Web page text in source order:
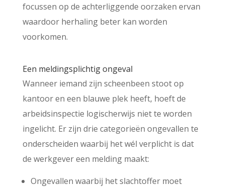
focussen op de achterliggende oorzaken ervan
waardoor herhaling beter kan worden
voorkomen.
Een meldingsplichtig ongeval
Wanneer iemand zijn scheenbeen stoot op
kantoor en een blauwe plek heeft, hoeft de
arbeidsinspectie logischerwijs niet te worden
ingelicht. Er zijn drie categorieën ongevallen te
onderscheiden waarbij het wél verplicht is dat
de werkgever een melding maakt:
Ongevallen waarbij het slachtoffer moet